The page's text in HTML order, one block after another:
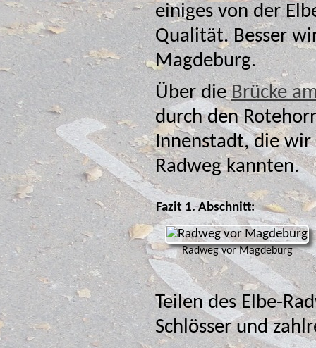
einiges von der
Qualität. Besser wird es erst wieder in der Nähe von
Magdeburg.
Über dieBrücke
durch den
Innenstadt, die wir
Radweg kannten.
Fazit 1. Abschnitt:
Radweg vor Magdeburg
Teilen des Elbe-
Schlösser und